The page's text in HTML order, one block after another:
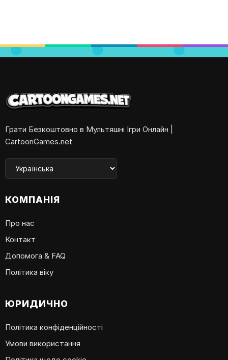
Грати Безкоштовно в Мультяшні Ігри Онлайн |
CartoonGames.net
КОМПАНІЯ
Про нас
Контакт
Допомога & FAQ
Політика віку
ЮРИДИЧНО
Політика конфіденційності
Умови використання